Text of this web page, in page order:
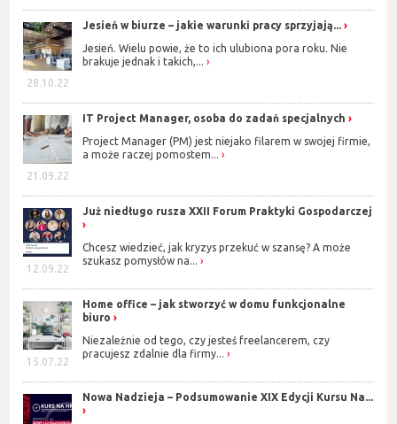
28.10.22
Jesień w biurze – jakie warunki pracy sprzyjają...
Jesień. Wielu powie, że to ich ulubiona pora roku. Nie
brakuje jednak i takich,...
21.09.22
IT Project Manager, osoba do zadań specjalnych
Project Manager (PM) jest niejako filarem w swojej firmie,
a może raczej pomostem...
12.09.22
Już niedługo rusza XXII Forum Praktyki Gospodarczej
Chcesz wiedzieć, jak kryzys przekuć w szansę? A może
szukasz pomysłów na...
15.07.22
Home office – jak stworzyć w domu funkcjonalne
biuro
Niezależnie od tego, czy jesteś freelancerem, czy
pracujesz zdalnie dla firmy...
Nowa Nadzieja – Podsumowanie XIX Edycji Kursu Na...